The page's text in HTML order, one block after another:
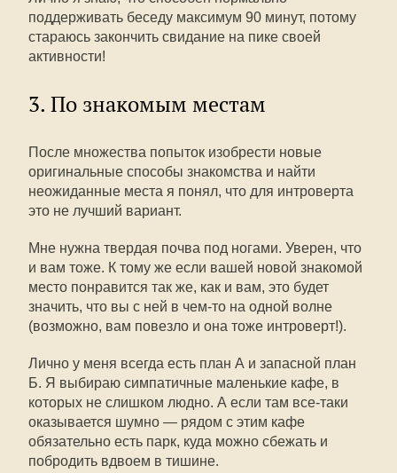
поддерживать беседу максимум 90 минут, потому
стараюсь закончить свидание на пике своей
активности!
3. По знакомым местам
После множества попыток изобрести новые
оригинальные способы знакомства и найти
неожиданные места я понял, что для интроверта
это не лучший вариант.
Мне нужна твердая почва под ногами. Уверен, что
и вам тоже. К тому же если вашей новой знакомой
место понравится так же, как и вам, это будет
значить, что вы с ней в чем-то на одной волне
(возможно, вам повезло и она тоже интроверт!).
Лично у меня всегда есть план А и запасной план
Б. Я выбираю симпатичные маленькие кафе, в
которых не слишком людно. А если там все-таки
оказывается шумно — рядом с этим кафе
обязательно есть парк, куда можно сбежать и
побродить вдвоем в тишине.